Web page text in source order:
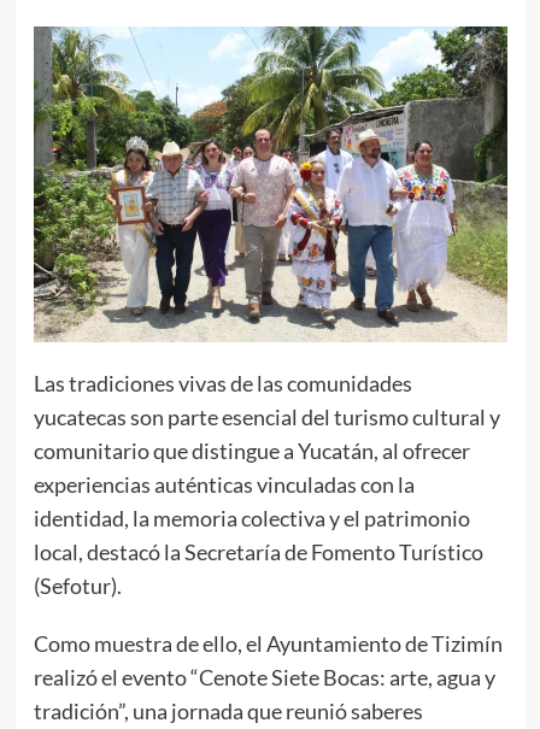
Las tradiciones vivas de las comunidades
yucatecas son parte esencial del turismo cultural y
comunitario que distingue a Yucatán, al ofrecer
experiencias auténticas vinculadas con la
identidad, la memoria colectiva y el patrimonio
local, destacó la Secretaría de Fomento Turístico
(Sefotur).
Como muestra de ello, el Ayuntamiento de Tizimín
realizó el evento “Cenote Siete Bocas: arte, agua y
tradición”, una jornada que reunió saberes